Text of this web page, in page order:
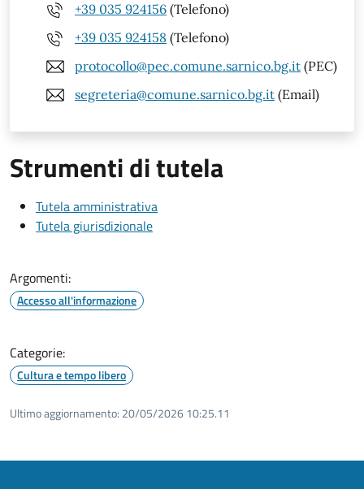
+39 035 924156 (Telefono)
+39 035 924158 (Telefono)
protocollo@pec.comune.sarnico.bg.it (PEC)
segreteria@comune.sarnico.bg.it (Email)
Strumenti di tutela
Tutela amministrativa
Tutela giurisdizionale
Argomenti:
Accesso all'informazione
Categorie:
Cultura e tempo libero
Ultimo aggiornamento: 20/05/2026 10:25.11